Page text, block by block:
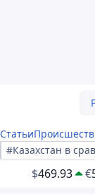
Статьи
#Казахстан в
$469.93 €